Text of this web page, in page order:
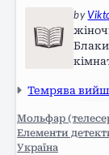
by
Темрява
Мольфар
Елементи
Україна